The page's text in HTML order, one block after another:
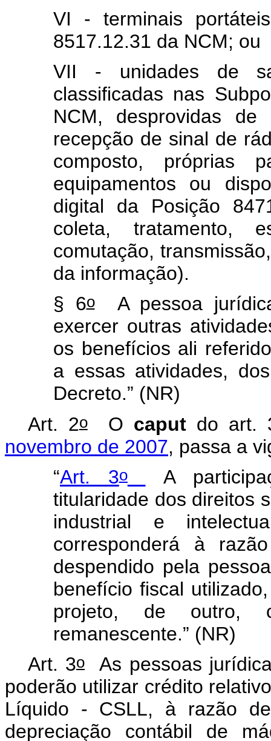
VI - terminais
8517.12.31 da NCM; ou
VII - unidades de
classificadas nas
NCM, desprovidas
recepção de sinal de
composto, próprias
equipamentos ou
digital da Posição
coleta, tratamento,
comutação,
da informação).
§ 6oA pessoa
exercer outras
os benefícios ali
a essas atividades,
Decreto.” (NR)
Art. 2oO caput do art.
novembro de 2007, passa a
“Art. 3o
A
titularidade dos direitos
industrial e
corresponderá à
despendido pela
benefício fiscal
projeto, de outro,
remanescente.” (NR)
Art. 3oAs pessoas
poderão utilizar crédito
Líquido - CSLL, à razão
depreciação contábil de